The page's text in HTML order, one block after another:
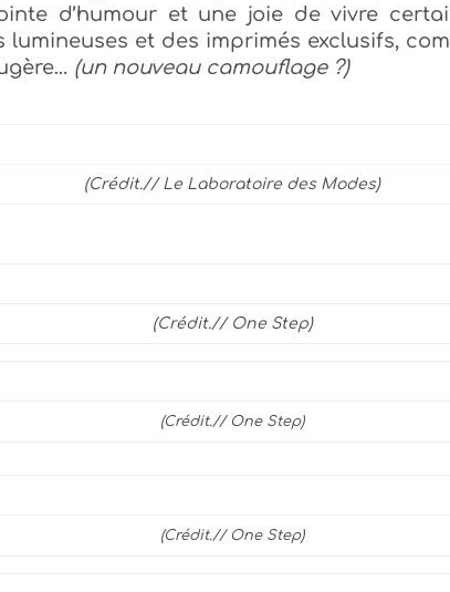
d’humour et une joie de vivre
lumineuses et des imprimés exclusifs,
(un nouveau camouflage ?)
(Crédit.// Le Laboratoire des Modes)
(Crédit.// One Step)
(Crédit.// One Step)
(Crédit.// One Step)